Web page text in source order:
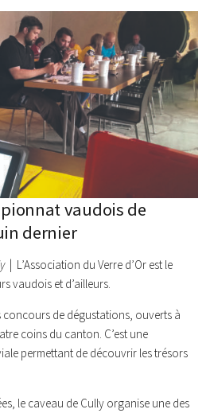
vaudois de
dernier
| L’Association du Verre d’Or est le
vaudois et d’ailleurs.
concours de dégustations, ouverts à
coins du canton. C’est une
permettant de découvrir les trésors
le caveau de Cully organise une des